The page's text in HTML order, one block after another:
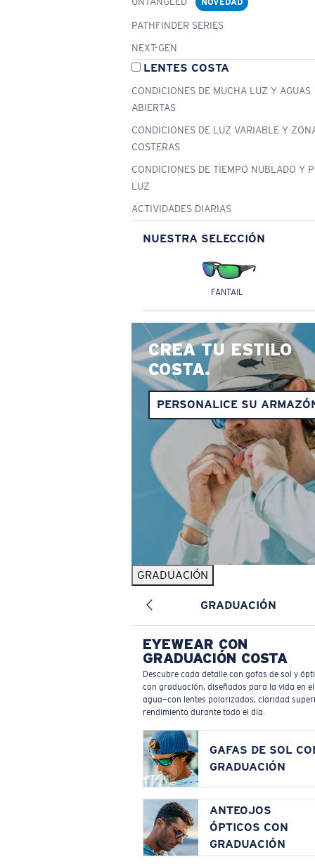
NOVEDAD
PATHFINDER SERIES
NEXT-GEN
LENTES COSTA
CONDICIONES DE MUCHA LUZ Y AGUAS
ABIERTAS
CONDICIONES DE LUZ VARIABLE Y
COSTERAS
CONDICIONES DE TIEMPO NUBLADO Y
LUZ
ACTIVIDADES DIARIAS
NUESTRA SELECCIÓN
FANTAIL
CREA TU ESTILO
COSTA.
PERSONALICE SU
GRADUACIÓN
GRADUACIÓN
EYEWEAR CON
GRADUACIÓN COSTA
Descubre cada detalle con gafas de sol y
con graduación, diseñados para la vida en el
agua—con lentes polarizados, claridad
rendimiento durante todo el día.
GAFAS DE SOL
GRADUACIÓN
ANTEOJOS
ÓPTICOS CON
GRADUACIÓN